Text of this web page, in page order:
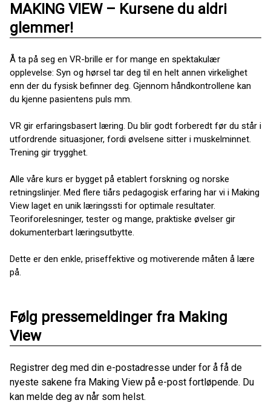
MAKING VIEW – Kursene du aldri
glemmer!
Å ta på seg en VR-brille er for mange en spektakulær
opplevelse: Syn og hørsel tar deg til en helt annen virkelighet
enn der du fysisk befinner deg. Gjennom håndkontrollene kan
du kjenne pasientens puls mm.
VR gir erfaringsbasert læring. Du blir godt forberedt før du står i
utfordrende situasjoner, fordi øvelsene sitter i muskelminnet.
Trening gir trygghet.
Alle våre kurs er bygget på etablert forskning og norske
retningslinjer. Med flere tiårs pedagogisk erfaring har vi i Making
View laget en unik læringssti for optimale resultater.
Teoriforelesninger, tester og mange, praktiske øvelser gir
dokumenterbart læringsutbytte.
Dette er den enkle, priseffektive og motiverende måten å lære
på.
Følg pressemeldinger fra Making
View
Registrer deg med din e-postadresse under for å få de
nyeste sakene fra Making View på e-post fortløpende. Du
kan melde deg av når som helst.